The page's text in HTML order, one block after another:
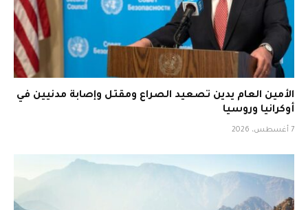
الأمين العام يدين تصعيد الصراع ومقتل وإصابة مدنيين في
أوكرانيا وروسيا
7 أغسطس، 2026